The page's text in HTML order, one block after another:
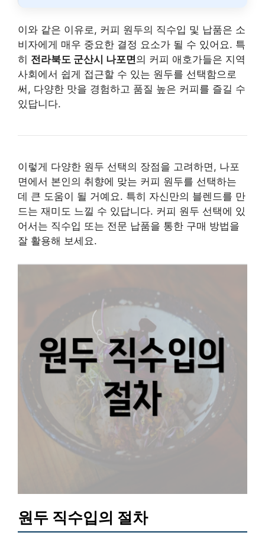
이와 같은 이유로, 커피 원두의 직수입 및 납품은 소
비자에게 매우 중요한 결정 요소가 될 수 있어요. 특
히 전라북도 군산시 나포면의 커피 애호가들은 지역
사회에서 쉽게 접근할 수 있는 원두를 선택함으로
써, 다양한 맛을 경험하고 품질 높은 커피를 즐길 수
있답니다.
이렇게 다양한 원두 선택의 장점을 고려하면, 나포
면에서 본인의 취향에 맞는 커피 원두를 선택하는
데 큰 도움이 될 거예요. 특히 자신만의 블렌드를 만
드는 재미도 느낄 수 있답니다. 커피 원두 선택에 있
어서는 직수입 또는 전문 납품을 통한 구매 방법을
잘 활용해 보세요.
원두 직수입의 절차